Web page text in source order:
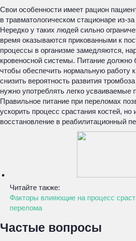
Свои особенности имеет рацион
в травматологическом стационаре из-
Нередко у таких людей сильно
время оказываются прикованными к
процессы в организме замедляются,
кровеносной системы. Питание должно
чтобы обеспечить нормальную работу
снизить вероятность развития
нужно употреблять легко усваиваемые
Правильное питание при переломах
ускорить процесс срастания костей, но
восстановление в реабилитационный
Читайте также:
Факторы влияющие на процесс
перелома
Частые вопросы